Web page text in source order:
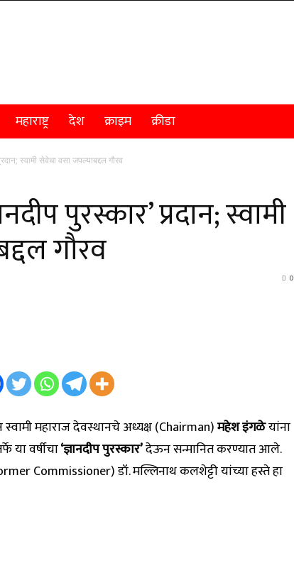
महाराष्ट्र देश क्राइम क्रीडा
स्वामी सेवेचा वसा जपल्याबद्दल गौरव
पुरस्कार’ प्रदान; स्वामी
गौरव
0
महाराज देवस्थानचे अध्यक्ष (Chairman)महेश इंगळेयांना
या वर्षीचा‘ज्ञानदीप पुरस्कार’देऊन सन्मानित करण्यात आले.
Commissioner) डॉ. मल्लिनाथ कलशेट्टी यांच्या हस्ते हा